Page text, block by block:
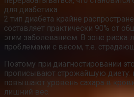
для диабетика.
2 тип диабета крайне
составляет практически 90% от
этим заболеванием. В зоне риска
проблемами с весом, т.е.
Поэтому при диагностировании
прописывают строжайшую диету:
повышают уровень сахара в
лишний вес.